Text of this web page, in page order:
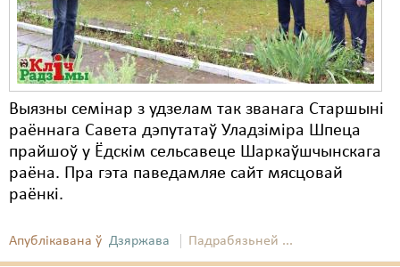
Выязны семінар з удзелам так званага Старшыні
раённага Савета дэпутатаў Уладзіміра Шпеца
прайшоў у Ёдскім сельсавеце Шаркаўшчынскага
раёна. Пра гэта паведамляе сайт мясцовай
раёнкі.
Апублікавана ў Дзяржава Падрабязьней ...
Сацыяльныя правы